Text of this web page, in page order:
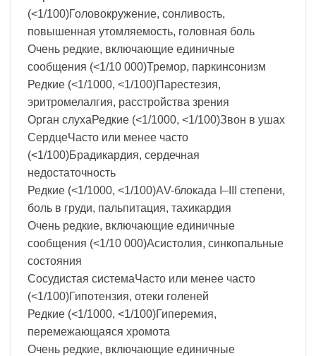
(<1/100)Головокружение, сонливость,
повышенная утомляемость, головная боль
Очень редкие, включающие единичные
сообщения (<1/10 000)Тремор, паркинсонизм
Редкие (<1/1000, <1/100)Парестезия,
эритромелалгия, расстройства зрения
Орган слухаРедкие (<1/1000, <1/100)Звон в ушах
СердцеЧасто или менее часто
(<1/100)Брадикардия, сердечная
недостаточность
Редкие (<1/1000, <1/100)АV-блокада I–III степени,
боль в груди, пальпитация, тахикардия
Очень редкие, включающие единичные
сообщения (<1/10 000)Асистолия, синкопальные
состояния
Сосудистая системаЧасто или менее часто
(<1/100)Гипотензия, отеки голеней
Редкие (<1/1000, <1/100)Гиперемия,
перемежающаяся хромота
Очень редкие, включающие единичные